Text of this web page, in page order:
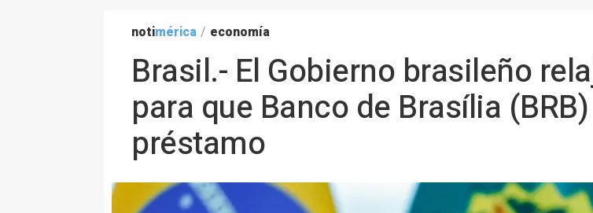
notimérica / economía
Brasil.- El Gobierno brasileño
para que Banco de Brasília
préstamo